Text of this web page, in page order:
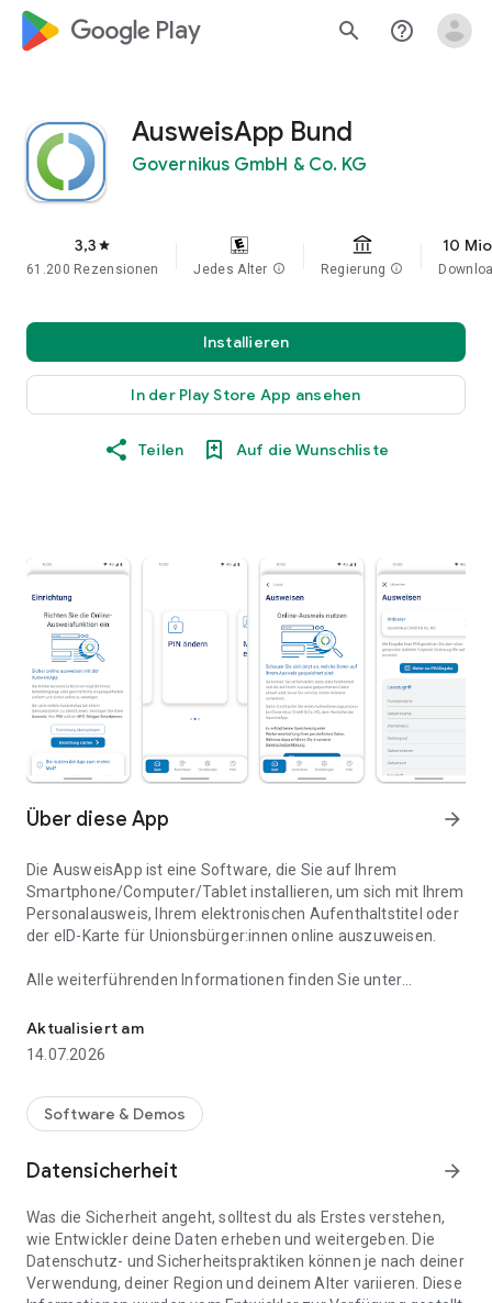
google_logo Play search help_outline
AusweisApp Bund
Governikus GmbH & Co. KG
3,3 star
61.200 Rezensionen Jedes Alter info Regierung info
10
Installieren
In der Play Store App ansehen
Teilen Auf die Wunschliste
Über diese App arrow_forward
Die AusweisApp ist eine Software, die Sie auf Ihrem
Smartphone/Computer/Tablet installieren, um sich mit Ihrem
Personalausweis, Ihrem elektronischen Aufenthaltstitel oder
der eID-Karte für Unionsbürger:innen online auszuweisen.
Alle weiterführenden Informationen finden Sie unter
Prüfen Sie, ob Ihr Mobilgerät geeignet ist:
Die Barrierefreiheitserklärung zur Software finden Sie unter:
https://www.ausweisapp.bund.de/barrierefreiheit-app
Entwickelt im Auftrag des Bundesamtes für Sicherheit in der
Aktualisiert am
14.07.2026
Software & Demos
Datensicherheit arrow_forward
Was die Sicherheit angeht, solltest du als Erstes verstehen,
wie Entwickler deine Daten erheben und weitergeben. Die
Datenschutz- und Sicherheitspraktiken können je nach deiner
Verwendung, deiner Region und deinem Alter variieren. Diese